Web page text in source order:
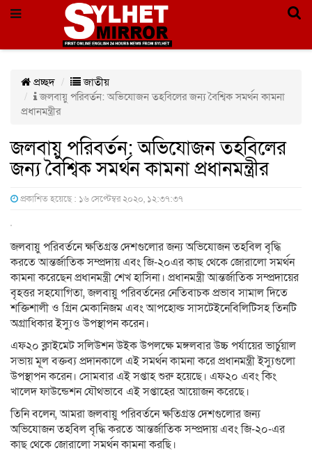
প্রচ্ছদ
জাতীয়
জলবায়ু পরিবর্তন: অভিযোজন তহবিলের জন্য বৈশ্বিক সমর্থন কামনা
প্রধানমন্ত্রীর
জলবায়ু পরিবর্তন: অভিযোজন তহবিলের
জন্য বৈশ্বিক সমর্থন কামনা প্রধানমন্ত্রীর
প্রকাশিত হয়েছে : ১৬ সেপ্টেম্বর ২০২০, ১২:৩৭:৩৭
জলবায়ু পরিবর্তনে ক্ষতিগ্রস্ত দেশগুলোর জন্য অভিযোজন তহবিল বৃদ্ধি
করতে আন্তর্জাতিক সম্প্রদায় এবং জি-২০এর কাছ থেকে জোরালো সমর্থন
কামনা করেছেন প্রধানমন্ত্রী শেখ হাসিনা। প্রধানমন্ত্রী আন্তর্জাতিক সম্প্রদায়ের
বৃহত্তর সহযোগিতা, জলবায়ু পরিবর্তনের নেতিবাচক প্রভাব সামাল দিতে
শক্তিশালী ও গ্রিন মেকানিজম এবং আপহোল্ড সাসটেইনেবিলিটিসহ তিনটি
অগ্রাধিকার ইস্যুও উপস্থাপন করেন।
এফ২০ ক্লাইমেট সলিউশন উইক উপলক্ষে মঙ্গলবার উচ্চ পর্যায়ের ভার্চুয়াল
সভায় মূল বক্তব্য প্রদানকালে এই সমর্থন কামনা করে প্রধানমন্ত্রী ইস্যুগুলো
উপস্থাপন করেন। সোমবার এই সপ্তাহ শুরু হয়েছে। এফ২০ এবং কিং
খালেদ ফাউন্ডেশন যৌথভাবে এই সপ্তাহের আয়োজন করেছে।
তিনি বলেন, আমরা জলবায়ু পরিবর্তনে ক্ষতিগ্রস্ত দেশগুলোর জন্য
অভিযোজন তহবিল বৃদ্ধি করতে আন্তর্জাতিক সম্প্রদায় এবং জি-২০-এর
কাছ থেকে জোরালো সমর্থন কামনা করছি।